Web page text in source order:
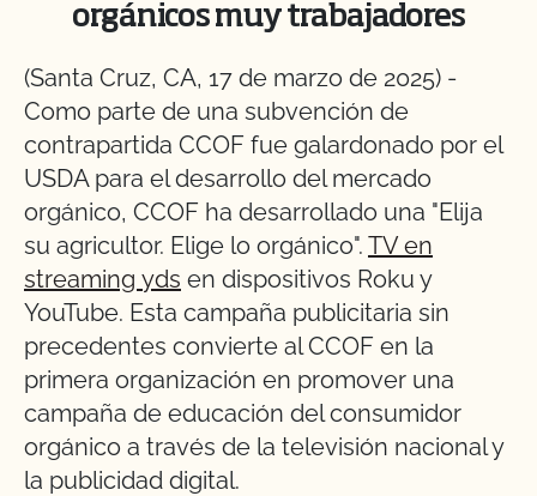
orgánicos muy trabajadores
(Santa Cruz, CA, 17 de marzo de 2025) -
Como parte de una subvención de
contrapartida CCOF fue galardonado por el
USDA para el desarrollo del mercado
orgánico, CCOF ha desarrollado una "Elija
su agricultor. Elige lo orgánico". TV en
streaming yds en dispositivos Roku y
YouTube. Esta campaña publicitaria sin
precedentes convierte al CCOF en la
primera organización en promover una
campaña de educación del consumidor
orgánico a través de la televisión nacional y
la publicidad digital.